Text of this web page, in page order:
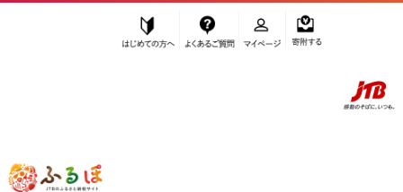
ふるぽ JTBのふるさと納税サイト
「ふるさと納税」TOP